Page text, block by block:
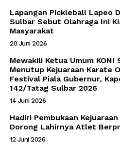
Lapangan Pickleball Lapeo
Sulbar Sebut Olahraga Ini
Masyarakat
20 Juni 2026
Mewakili Ketua Umum KONI
Menutup Kejuaraan Karate
Festival Piala Gubernur,
142/Tatag Sulbar 2026
14 Juni 2026
Hadiri Pembukaan
Dorong Lahirnya Atlet
12 Juni 2026